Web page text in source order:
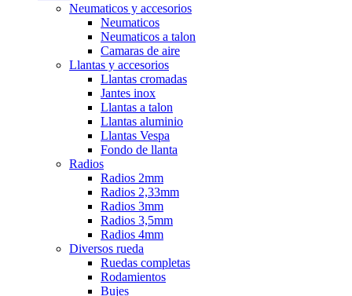
Neumaticos y accesorios
Neumaticos
Neumaticos a talon
Camaras de aire
Llantas y accesorios
Llantas cromadas
Jantes inox
Llantas a talon
Llantas aluminio
Llantas Vespa
Fondo de llanta
Radios
Radios 2mm
Radios 2,33mm
Radios 3mm
Radios 3,5mm
Radios 4mm
Diversos rueda
Ruedas completas
Rodamientos
Bujes